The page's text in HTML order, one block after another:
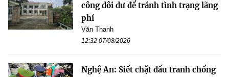
công dôi dư để tránh tình trạng lãng
phí
Văn Thanh
12:32 07/08/2026
Nghệ An: Siết chặt đấu tranh chống